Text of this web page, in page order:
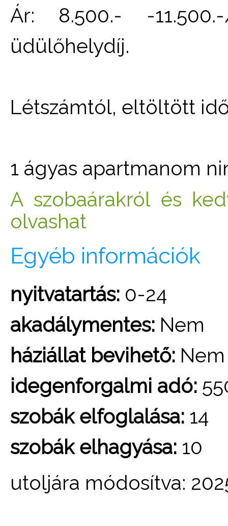
Ár: 8.500.- -
üdülőhelydíj.
Létszámtól, eltöltött
1 ágyas apartmanom
A szobaárakról és
olvashat
Egyéb információk
nyitvatartás: 0-24
akadálymentes: Nem
háziállat bevihető: Nem
idegenforgalmi adó:
szobák elfoglalása: 14
szobák elhagyása: 10
utoljára módosítva: